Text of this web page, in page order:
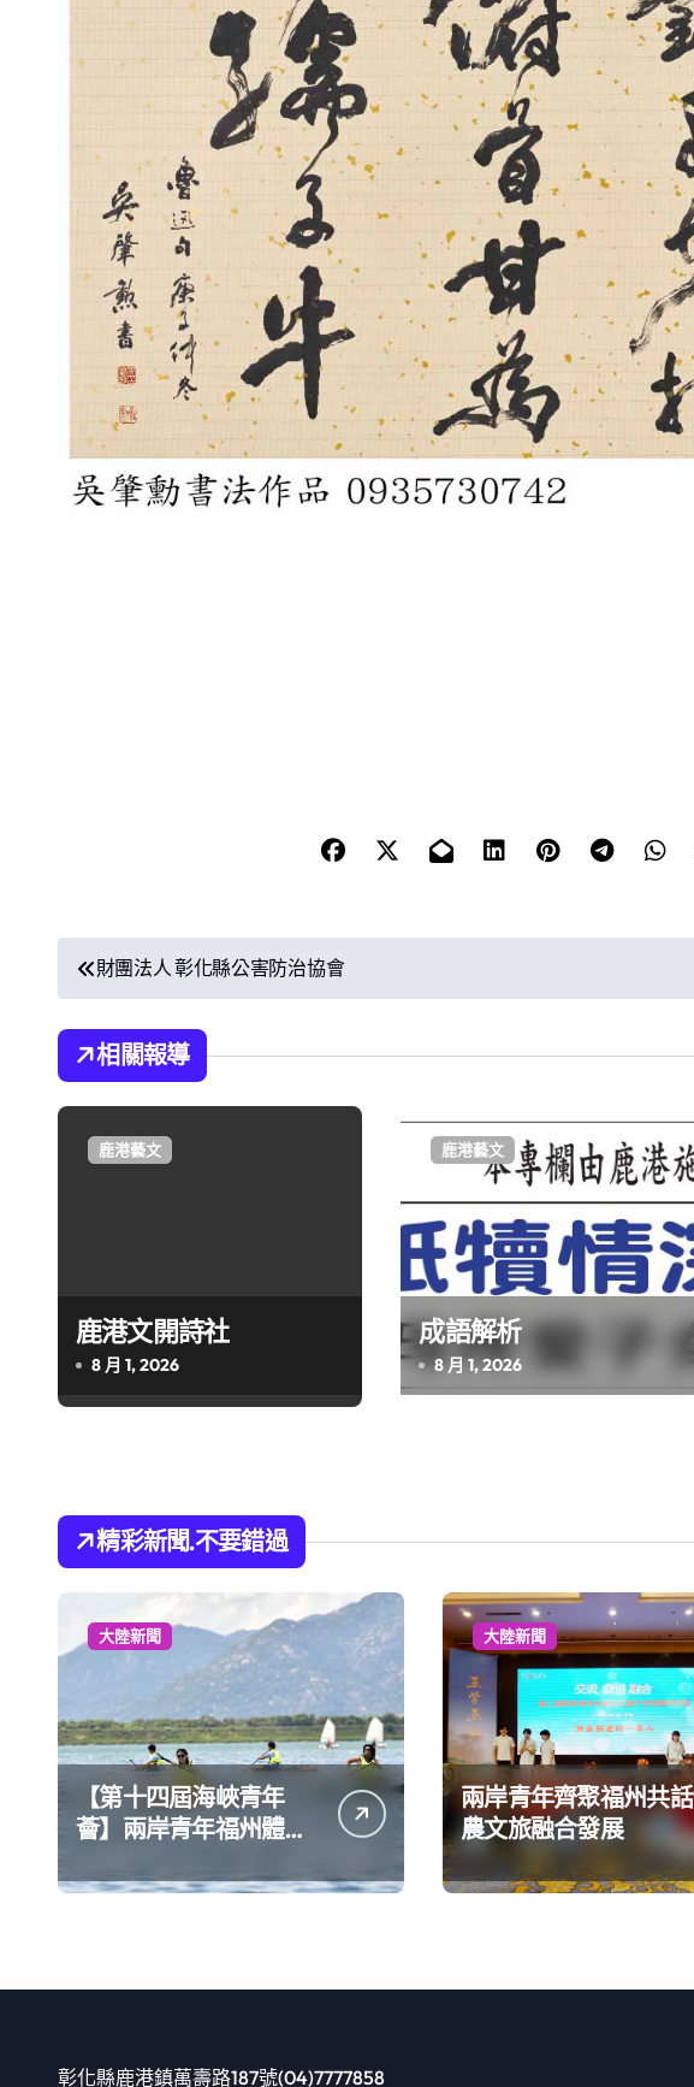
文
章
導
覽
財團法人 彰化縣公害防治協會
相關報導
鹿港藝文
鹿港文開詩社
8 月 1, 2026
鹿港藝文
成語解析
8 月 1, 2026
精彩新聞.不要錯過
大陸新聞
【第十四屆海峽青年
薈】兩岸青年福州體驗
大陸新聞
兩岸青年齊聚福州共話
農文旅融合發展
彰化縣鹿港鎮萬壽路187號(04)7777858